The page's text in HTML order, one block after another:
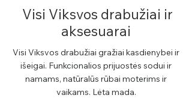
Visi Viksvos drabužiai ir
aksesuarai
Visi Viksvos drabužiai gražiai kasdienybei ir
išeigai. Funkcionalios prijuostės sodui ir
namams, natūralūs rūbai moterims ir
vaikams. Lėta mada.